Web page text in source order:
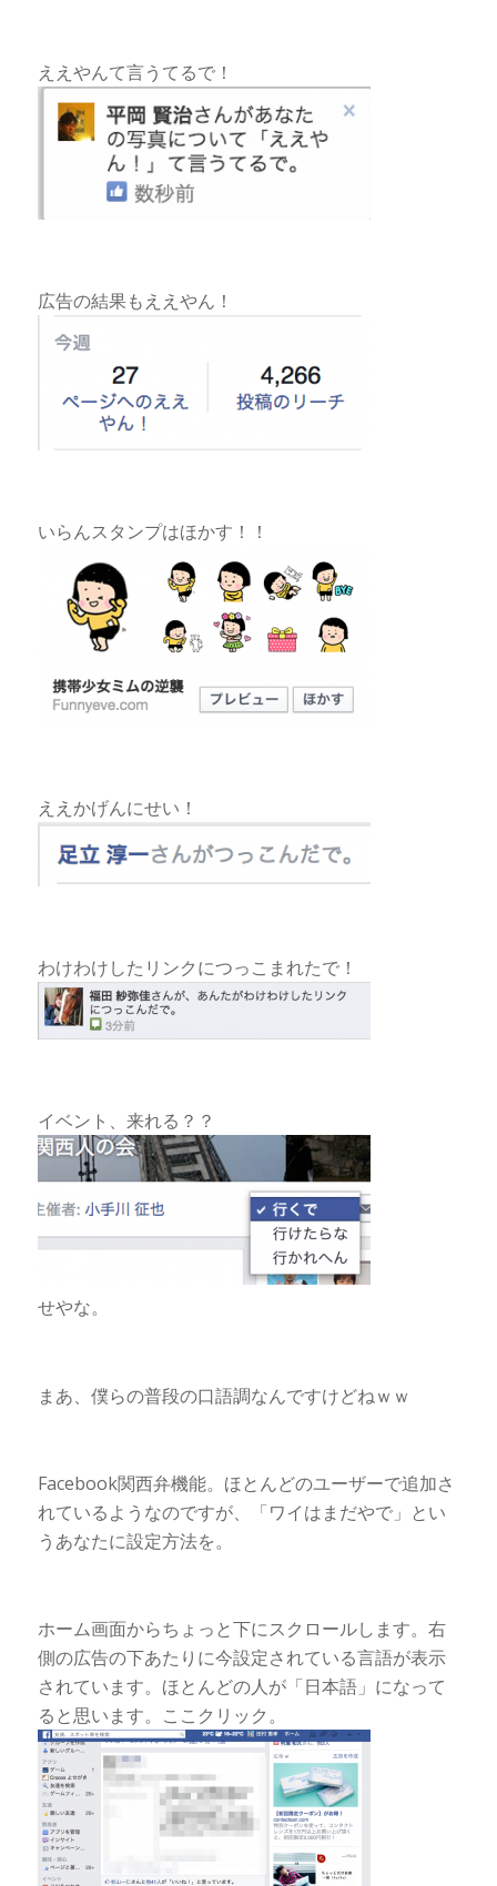
ええやんて言うてるで！
広告の結果もええやん！
いらんスタンプはほかす！！
ええかげんにせい！
わけわけしたリンクにつっこまれたで！
イベント、来れる？？
せやな。
まあ、僕らの普段の口語調なんですけどねｗｗ
Facebook関西弁機能。ほとんどのユーザーで追加さ
れているようなのですが、「ワイはまだやで」とい
うあなたに設定方法を。
ホーム画面からちょっと下にスクロールします。右
側の広告の下あたりに今設定されている言語が表示
されています。ほとんどの人が「日本語」になって
ると思います。ここクリック。